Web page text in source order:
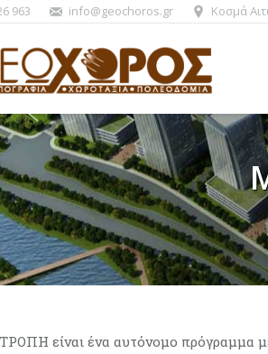
963 info@geochoros.gr Κοσμά
είναι ένα αυτόνομο πρόγραμμα